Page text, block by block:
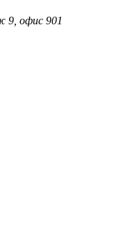
9, офис 901